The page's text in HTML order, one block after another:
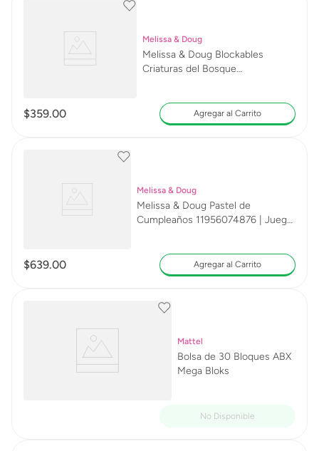
Melissa & Doug
Melissa & Doug Blockables
Criaturas del Bosque
$359.00 Agregar al Carrito
Melissa & Doug
Melissa & Doug Pastel de
Cumpleaños 11956074876 | Juego
$639.00 Agregar al Carrito
Mattel
Bolsa de 30 Bloques ABX
Mega Bloks